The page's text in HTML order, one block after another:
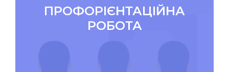
ПРОФОРІЄНТАЦІЙНА
РОБОТА